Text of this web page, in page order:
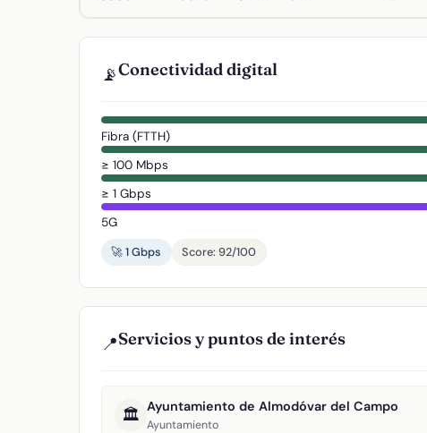
📡Conectividad digital
Fibra (FTTH)
≥ 100 Mbps
≥ 1 Gbps
5G
🚀 1 Gbps
Score: 92/100
📍Servicios y puntos de interés
🏛️ Ayuntamiento de Almodóvar del Campo
Ayuntamiento